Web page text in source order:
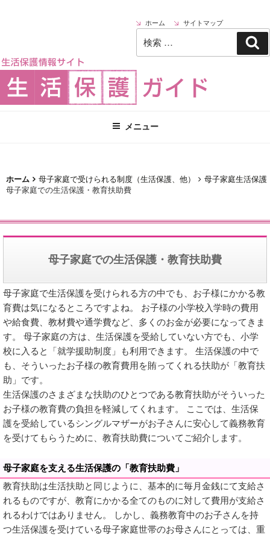
ホーム サイトマップ
検
メニュー
ホーム 母子家庭で受けられる制度（生活保護、他）
母子家庭生活保護
母子家庭での生活保護・教育扶助費
母子家庭での生活保護・教育扶助費
母子家庭で生活保護を受けられる方の中でも、お子様にかかる教
育費は気になるところですよね。 お子様の小学校入学時の費用
や給食費、教材費や通学費など、多くのお金が必要になってきま
す。 母子家庭の方は、生活保護を受給していない方でも、小学
校に入ると「就学援助制度」も利用できます。 生活保護の中で
も、そういったお子様の教育費用を賄ってくれる扶助が「教育扶
助」です。
生活保護のさまざまな扶助のひとつである教育扶助がそういった
お子様の教育費の負担を軽減してくれます。 ここでは、生活保
護を受給しているシングルマザーがお子さんに安心して義務教育
を受けてもらうために、教育扶助費についてご紹介します。
母子家庭を支える生活保護の「教育扶助費」
教育扶助は生活扶助と同じように、基本的に毎月金銭にて支給さ
れるものですが、教育にかかる全てのものに対して費用が支給さ
れるわけではありません。 しかし、義務教育中のお子さんを持
つ生活保護を受けている母子家庭世帯のお母さんにとっては、重